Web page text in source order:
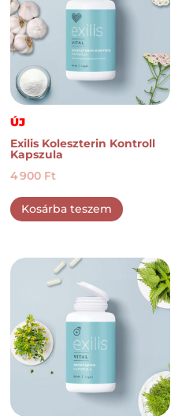
ÚJ
Exilis Koleszterin Kontroll
Kapszula
4 900 Ft
Kosárba teszem